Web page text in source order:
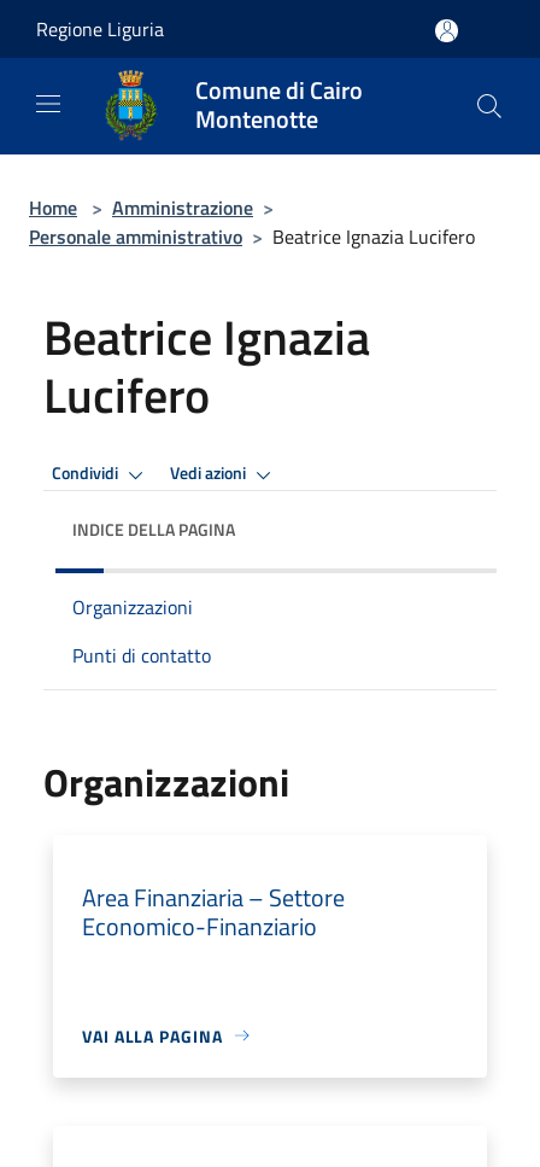
Regione Liguria
Comune di Cairo
Montenotte
Home > Amministrazione >
Personale amministrativo > Beatrice Ignazia Lucifero
Beatrice Ignazia
Lucifero
Condividi Vedi azioni
INDICE DELLA PAGINA
Organizzazioni
Punti di contatto
Organizzazioni
Area Finanziaria – Settore
Economico-Finanziario
VAI ALLA PAGINA